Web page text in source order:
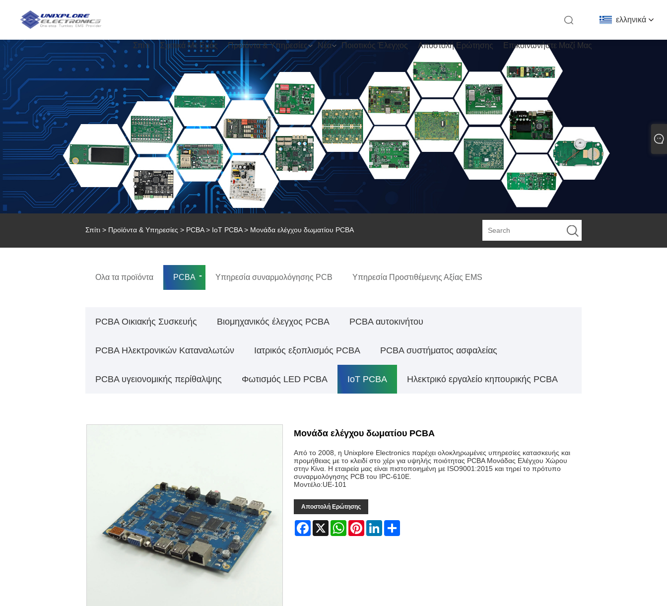
ελληνικά
Σπίτι Σχετικά Με Εμάς Προϊόντα & Υπηρεσίες Νέα Ποιοτικός Έλεγχος Αποστολή Ερώτησης Επικοινωνήστε Μαζί Μας
Σπίτι > Προϊόντα & Υπηρεσίες > PCBA> IoT PCBA> Μονάδα ελέγχου δωματίου PCBA
Ολα τα προϊόντα PCBA Υπηρεσία συναρμολόγησης PCB Υπηρεσία Προστιθέμενης Αξίας EMS
PCBA Οικιακής Συσκευής Βιομηχανικός έλεγχος PCBA PCBA αυτοκινήτου
PCBA Ηλεκτρονικών Καταναλωτών Ιατρικός εξοπλισμός PCBA PCBA συστήματος ασφαλείας
PCBA υγειονομικής περίθαλψης Φωτισμός LED PCBA IoT PCBA Ηλεκτρικό εργαλείο κηπουρικής PCBA
Μονάδα ελέγχου δωματίου PCBA
Από το 2008, η Unixplore Electronics παρέχει ολοκληρωμένες υπηρεσίες κατασκευής και
προμήθειας με το κλειδί στο χέρι για υψηλής ποιότητας PCBA Μονάδας Ελέγχου Χώρου
στην Κίνα. Η εταιρεία μας είναι πιστοποιημένη με ISO9001:2015 και τηρεί το πρότυπο
συναρμολόγησης PCB του IPC-610E.
Μοντέλο:UE-101
Αποστολή Ερώτησης
Facebook
X WhatsAppPinterestLinkedIn